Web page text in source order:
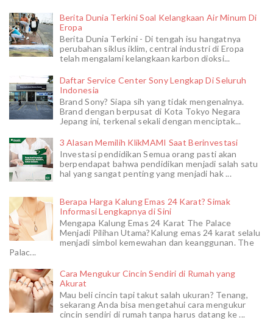
Berita Dunia Terkini Soal Kelangkaan Air Minum Di
Eropa
Berita Dunia Terkini - Di tengah isu hangatnya
perubahan siklus iklim, central industri di Eropa
telah mengalami kelangkaan karbon dioksi...
Daftar Service Center Sony Lengkap Di Seluruh
Indonesia
Brand Sony? Siapa sih yang tidak mengenalnya.
Brand dengan berpusat di Kota Tokyo Negara
Jepang ini, terkenal sekali dengan menciptak...
3 Alasan Memilih KlikMAMI Saat Berinvestasi
Investasi pendidikan Semua orang pasti akan
berpendapat bahwa pendidikan menjadi salah satu
hal yang sangat penting yang menjadi hak ...
Berapa Harga Kalung Emas 24 Karat? Simak
Informasi Lengkapnya di Sini
Mengapa Kalung Emas 24 Karat The Palace
Menjadi Pilihan Utama?Kalung emas 24 karat selalu
menjadi simbol kemewahan dan keanggunan. The
Palac...
Cara Mengukur Cincin Sendiri di Rumah yang
Akurat
Mau beli cincin tapi takut salah ukuran? Tenang,
sekarang Anda bisa mengetahui cara mengukur
cincin sendiri di rumah tanpa harus datang ke ...